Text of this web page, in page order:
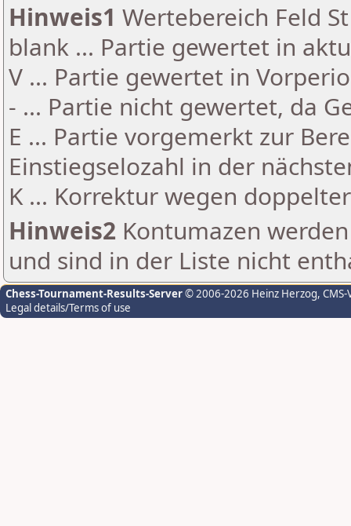
Hinweis1 Wertebereich Feld
blank ... Partie gewertet in
V ... Partie gewertet in
- ... Partie nicht gewertet, da
E ... Partie vorgemerkt zur
Einstiegselozahl in der
K ... Korrektur wegen
Hinweis2 Kontumazen
und sind in der Liste nicht
Chess-Tournament-Results-Server© 2006-2026 Heinz Herzog,
Legal details/Terms of use